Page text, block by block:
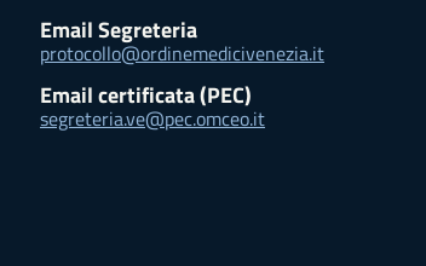
Email Segreteria
protocollo@ordinemedicivenezia.it
Email certificata (PEC)
segreteria.ve@pec.omceo.it